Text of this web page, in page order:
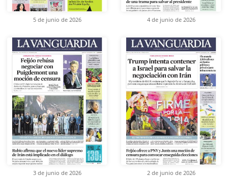
5 de junio de 2026 4 de junio de 2026
3 de junio de 2026 2 de junio de 2026